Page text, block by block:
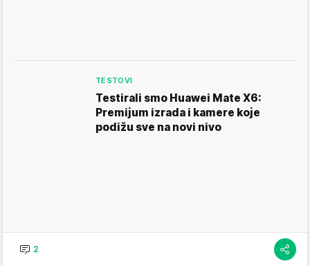
TESTOVI
Testirali smo Huawei Mate X6:
Premijum izrada i kamere koje
podižu sve na novi nivo
2